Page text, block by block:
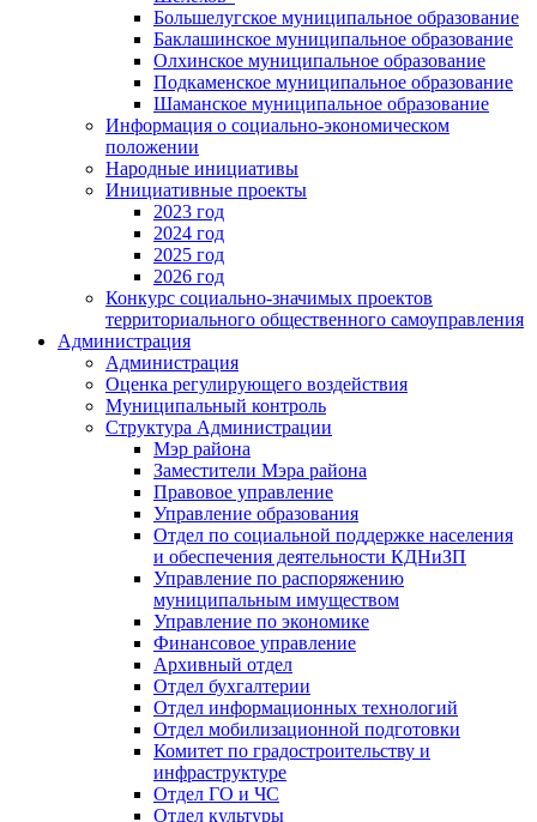
Большелугское муниципальное образование
Баклашинское муниципальное образование
Олхинское муниципальное образование
Подкаменское муниципальное образование
Шаманское муниципальное образование
Информация о социально-экономическом
положении
Народные инициативы
Инициативные проекты
2023 год
2024 год
2025 год
2026 год
Конкурс социально-значимых проектов
территориального общественного самоуправления
Администрация
Администрация
Оценка регулирующего воздействия
Муниципальный контроль
Структура Администрации
Мэр района
Заместители Мэра района
Правовое управление
Управление образования
Отдел по социальной поддержке населения
и обеспечения деятельности КДНиЗП
Управление по распоряжению
муниципальным имуществом
Управление по экономике
Финансовое управление
Архивный отдел
Отдел бухгалтерии
Отдел информационных технологий
Отдел мобилизационной подготовки
Комитет по градостроительству и
инфраструктуре
Отдел ГО и ЧС
Отдел культуры